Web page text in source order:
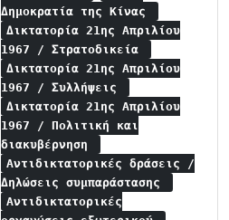
Δημοκρατία της Κίνας
Δικτατορία 21ης Απριλίου
1967 / Στρατοδικεία
Δικτατορία 21ης Απριλίου
1967 / Συλλήψεις
Δικτατορία 21ης Απριλίου
1967 / Πολιτική και
διακυβέρνηση
Αντιδικτατορικές δράσεις /
Δηλώσεις συμπαράστασης
Αντιδικτατορικές